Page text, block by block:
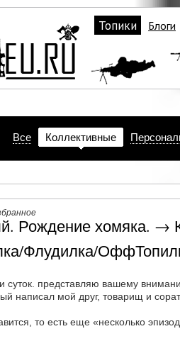
Топики Блоги
Все Коллективные
Рождение хомяка. →
Флудилка/
суток. представляю вашему
написал мой друг, товарищ и
то есть еще «несколько